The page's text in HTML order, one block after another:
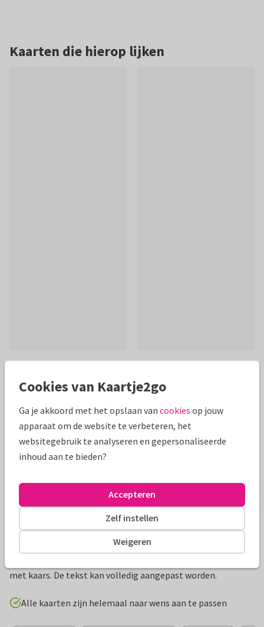
Kaarten die hierop lijken
Mooie extra's bij je kaart
met kaars. De tekst kan volledig aangepast worden.
Alle kaarten zijn helemaal naar wens aan te passen
Cookies van Kaartje2go
Ga je akkoord met het opslaan van cookies op jouw
apparaat om de website te verbeteren, het
websitegebruik te analyseren en gepersonaliseerde
inhoud aan te bieden?
Weigeren
Zelf instellen
Accepteren